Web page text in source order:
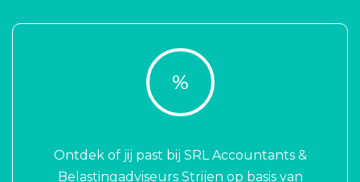
%
Ontdek of jij past bij SRL Accountants &
Belastingadviseurs Strijen op basis van